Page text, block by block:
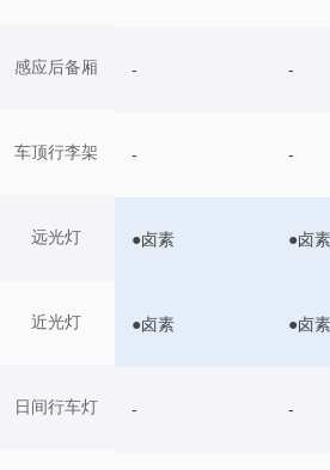
感应后备厢
车顶行李架
远光灯
近光灯
日间行车灯
- -
- -
●卤素 ●卤素
●卤素 ●卤素
- -